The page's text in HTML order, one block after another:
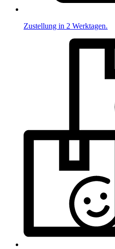
Zustellung in 2 Werktagen.